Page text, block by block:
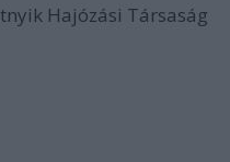
Hajózási Társaság